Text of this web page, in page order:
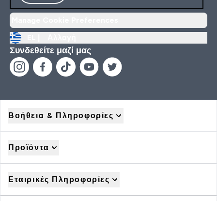
Συνδεθείτε μαζί μας
Βοήθεια & Πληροφορίες
Προϊόντα
Εταιρικές Πληροφορίες